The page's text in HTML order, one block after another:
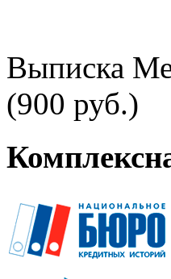
Выписка
(900 руб.)